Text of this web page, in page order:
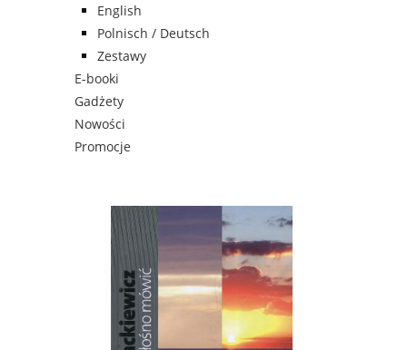
English
Polnisch / Deutsch
Zestawy
E-booki
Gadżety
Nowości
Promocje